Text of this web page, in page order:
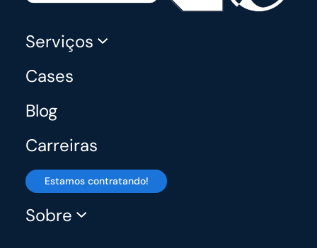
Serviços
Cases
Blog
Carreiras
Estamos contratando!
Sobre